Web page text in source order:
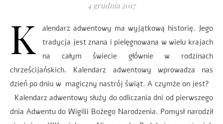
4 grudnia 2017
K
alendarz adwentowy ma wyjątkową historię. Jego
tradycja jest znana i pielęgnowana w wielu krajach
na całym świecie głównie w rodzinach
chrześcijańskich. Kalendarz adwentowy wprowadza nas
dzień po dniu w magiczny nastrój świąt. A czymże on jest?
Kalendarz adwentowy służy do odliczania dni od pierwszego
dnia Adwentu do Wigilii Bożego Narodzenia. Pomysł narodził